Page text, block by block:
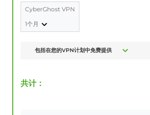
CyberGhost VPN
1个月
包括在您的VPN计划中免费提供
共计：